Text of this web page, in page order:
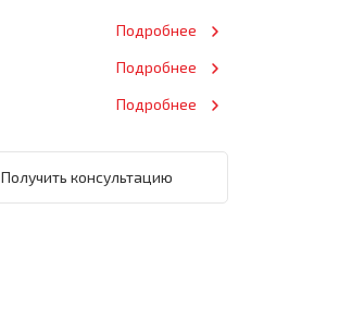
Подробнее
Подробнее
Подробнее
Получить консультацию